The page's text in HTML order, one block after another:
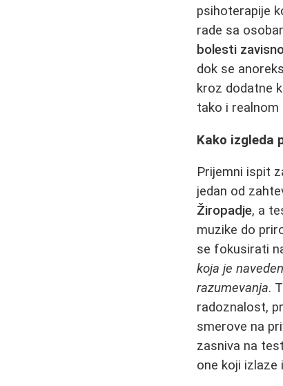
psihoterapije
rade sa
bolesti
dok se
kroz dodatne
tako i
Kako izgleda
Prijemni ispit
jedan od
Žiropadje, a
muzike do
se fokusirati
koja je
razumevanja.
radoznalost,
smerove na
zasniva na
one koji izlaze